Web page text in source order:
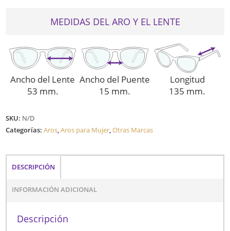
MEDIDAS DEL ARO Y EL LENTE
Ancho del Lente
53 mm.
Ancho del Puente
15 mm.
Longitud
135 mm.
SKU: N/D
Categorías:Aros,Aros para Mujer,Otras Marcas
DESCRIPCIÓN
INFORMACIÓN ADICIONAL
Descripción